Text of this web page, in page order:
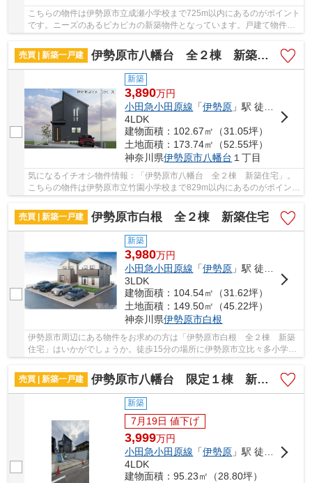
こちらの物件は伊勢原市立成瀬小学校まで725m以内にあるのがポイント
です。ニーズのあるピカピカの新築物件となっています。戸建て物件を
ご検討なら、コチラの新築の物件をご覧くださ...
売買 | 新築一戸建
伊勢原市八幡台 全２棟 新築住宅
新築
3,890万円
小田急小田原線 「伊勢原 」駅 徒歩19分
4LDK
建物面積：102.67㎡（31.05坪）
土地面積：173.74㎡（52.55坪）
神奈川県伊勢原市八幡台 １丁目
気になるイチオシ物件情報：「伊勢原市八幡台 全２棟 新築住宅」。
こちらの物件は伊勢原市立竹園小学校まで829m以内にあるのがポイント
です。綺麗で清潔感のある室内が新築戸建ての...
売買 | 新築一戸建
伊勢原市白根 全２棟 新築住宅
新築
3,980万円
小田急小田原線 「伊勢原 」駅 徒歩23分
3LDK
建物面積：104.54㎡（31.62坪）
土地面積：149.50㎡（45.22坪）
神奈川県伊勢原市白根
伊勢原市周辺にある物件をお求めの方は「伊勢原市白根 全２棟 新築
住宅」はいかがでしょうか。徒歩15分の場所に伊勢原市立比々多小学校
売買 | 新築一戸建
伊勢原市八幡台 限定１棟 新築住宅
新築
7月19日 値下げ
3,999万円
小田急小田原線 「伊勢原 」駅 徒歩23分
4LDK
建物面積：95.23㎡（28.80坪）